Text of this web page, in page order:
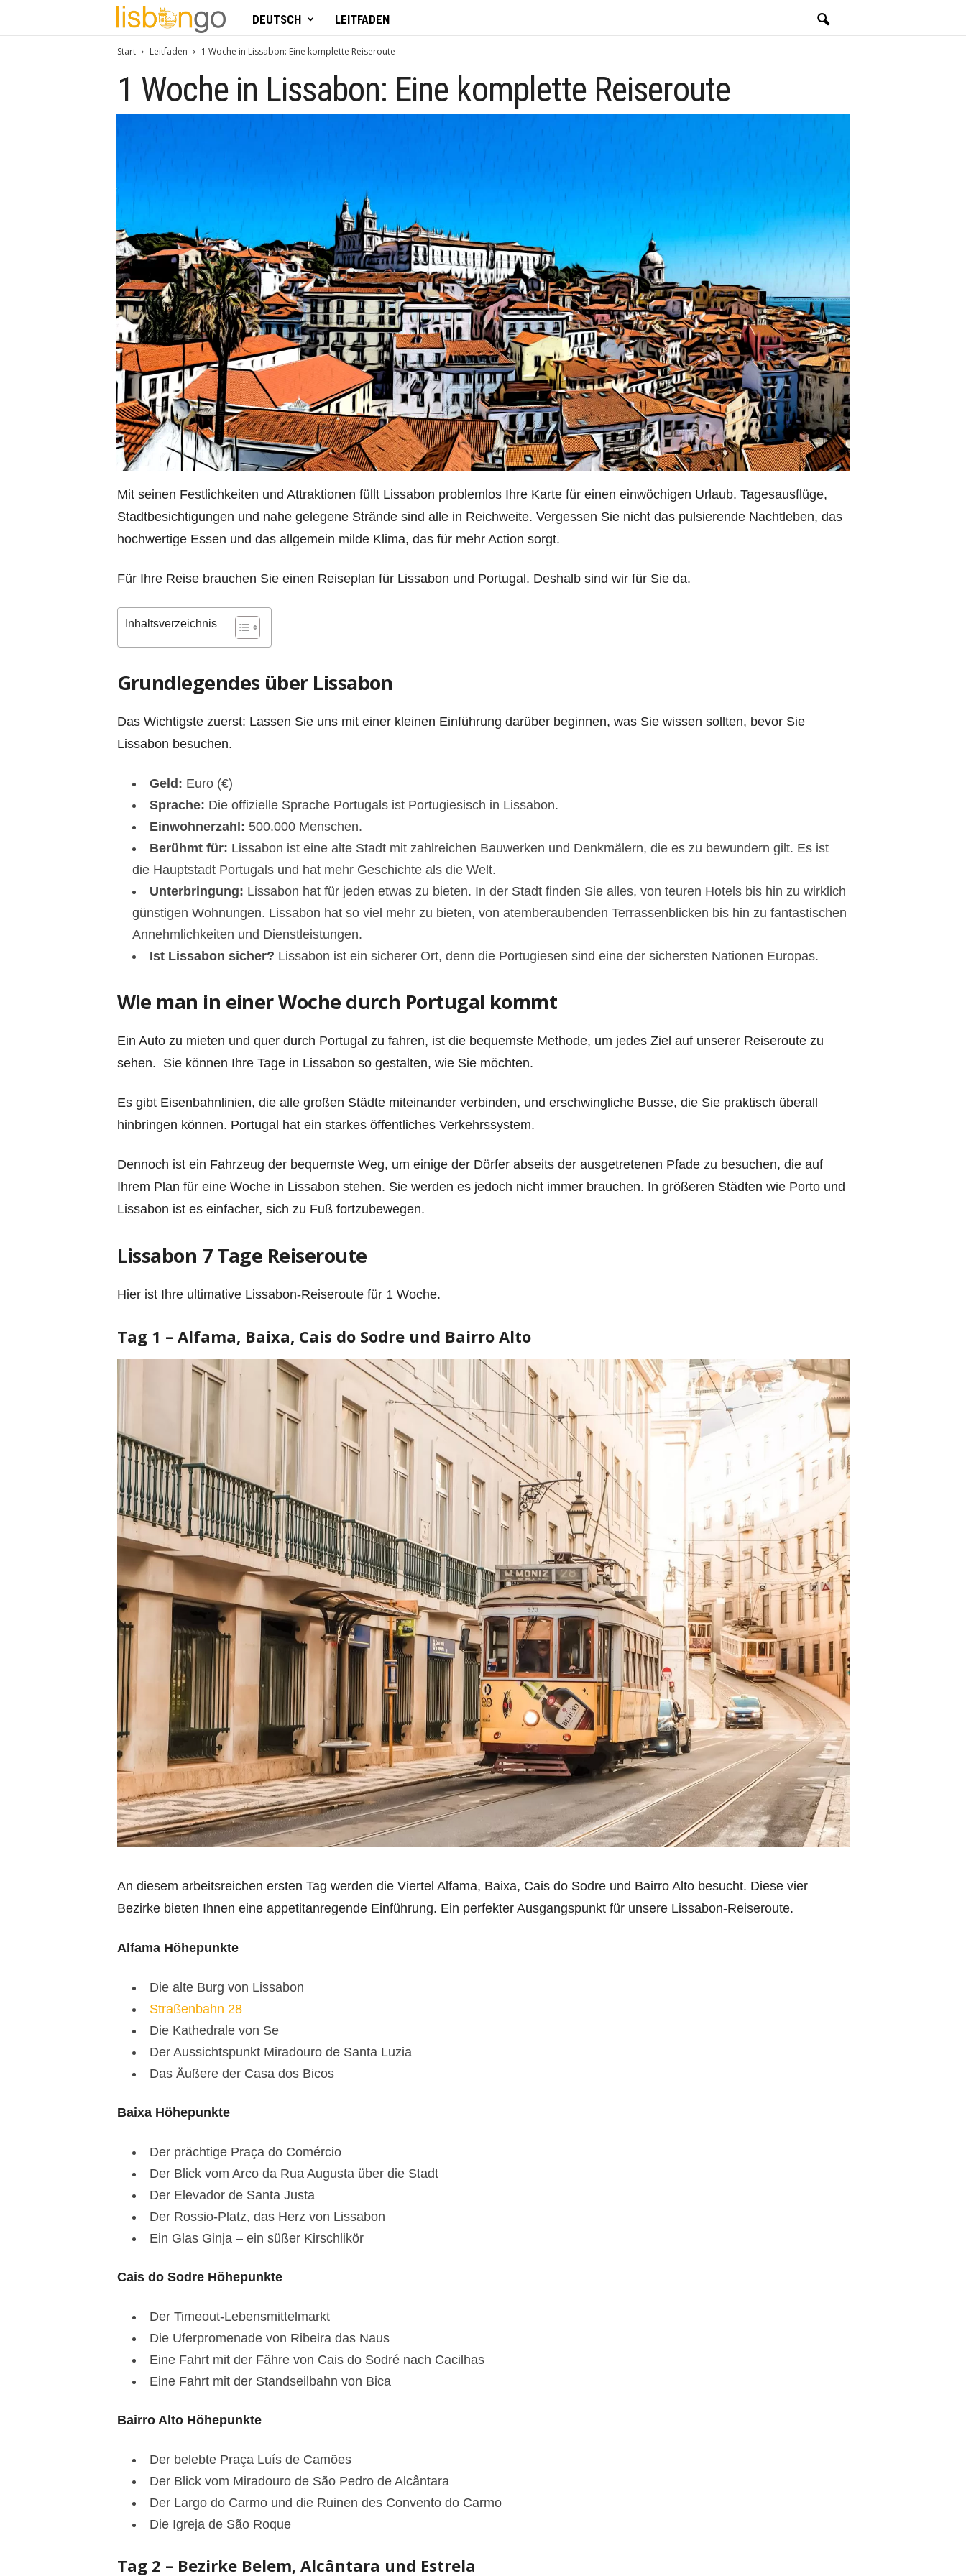
i
s
b
o
DEUTSCH LEITFADEN
Start Leitfaden 1 Woche in Lissabon: Eine komplette Reiseroute
1 Woche in Lissabon: Eine komplette Reiseroute
Mit seinen Festlichkeiten und Attraktionen füllt Lissabon problemlos Ihre Karte für einen einwöchigen Urlaub. Tagesausflüge,
Stadtbesichtigungen und nahe gelegene Strände sind alle in Reichweite. Vergessen Sie nicht das pulsierende Nachtleben, das
hochwertige Essen und das allgemein milde Klima, das für mehr Action sorgt.
Für Ihre Reise brauchen Sie einen Reiseplan für Lissabon und Portugal. Deshalb sind wir für Sie da.
Inhaltsverzeichnis
Grundlegendes über Lissabon
Das Wichtigste zuerst: Lassen Sie uns mit einer kleinen Einführung darüber beginnen, was Sie wissen sollten, bevor Sie
Lissabon besuchen.
Geld: Euro (€)
Sprache: Die offizielle Sprache Portugals ist Portugiesisch in Lissabon.
Einwohnerzahl: 500.000 Menschen.
Berühmt für: Lissabon ist eine alte Stadt mit zahlreichen Bauwerken und Denkmälern, die es zu bewundern gilt. Es ist
die Hauptstadt Portugals und hat mehr Geschichte als die Welt.
Unterbringung: Lissabon hat für jeden etwas zu bieten. In der Stadt finden Sie alles, von teuren Hotels bis hin zu wirklich
günstigen Wohnungen. Lissabon hat so viel mehr zu bieten, von atemberaubenden Terrassenblicken bis hin zu fantastischen
Annehmlichkeiten und Dienstleistungen.
Ist Lissabon sicher? Lissabon ist ein sicherer Ort, denn die Portugiesen sind eine der sichersten Nationen Europas.
Wie man in einer Woche durch Portugal kommt
Ein Auto zu mieten und quer durch Portugal zu fahren, ist die bequemste Methode, um jedes Ziel auf unserer Reiseroute zu
sehen. Sie können Ihre Tage in Lissabon so gestalten, wie Sie möchten.
Es gibt Eisenbahnlinien, die alle großen Städte miteinander verbinden, und erschwingliche Busse, die Sie praktisch überall
hinbringen können. Portugal hat ein starkes öffentliches Verkehrssystem.
Dennoch ist ein Fahrzeug der bequemste Weg, um einige der Dörfer abseits der ausgetretenen Pfade zu besuchen, die auf
Ihrem Plan für eine Woche in Lissabon stehen. Sie werden es jedoch nicht immer brauchen. In größeren Städten wie Porto und
Lissabon ist es einfacher, sich zu Fuß fortzubewegen.
Lissabon 7 Tage Reiseroute
Hier ist Ihre ultimative Lissabon-Reiseroute für 1 Woche.
Tag 1 – Alfama, Baixa, Cais do Sodre und Bairro Alto
An diesem arbeitsreichen ersten Tag werden die Viertel Alfama, Baixa, Cais do Sodre und Bairro Alto besucht. Diese vier
Bezirke bieten Ihnen eine appetitanregende Einführung. Ein perfekter Ausgangspunkt für unsere Lissabon-Reiseroute.
Alfama Höhepunkte
Die alte Burg von Lissabon
Straßenbahn 28
Die Kathedrale von Se
Der Aussichtspunkt Miradouro de Santa Luzia
Das Äußere der Casa dos Bicos
Baixa Höhepunkte
Der prächtige Praça do Comércio
Der Blick vom Arco da Rua Augusta über die Stadt
Der Elevador de Santa Justa
Der Rossio-Platz, das Herz von Lissabon
Ein Glas Ginja – ein süßer Kirschlikör
Cais do Sodre Höhepunkte
Der Timeout-Lebensmittelmarkt
Die Uferpromenade von Ribeira das Naus
Eine Fahrt mit der Fähre von Cais do Sodré nach Cacilhas
Eine Fahrt mit der Standseilbahn von Bica
Bairro Alto Höhepunkte
Der belebte Praça Luís de Camões
Der Blick vom Miradouro de São Pedro de Alcântara
Der Largo do Carmo und die Ruinen des Convento do Carmo
Die Igreja de São Roque
Tag 2 – Bezirke Belem, Alcântara und Estrela